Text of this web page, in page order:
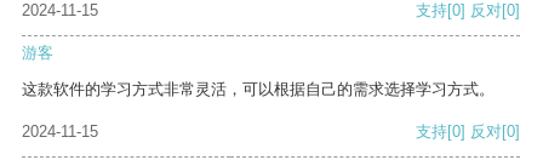
2024-11-15
支持[0] 反对[0]
游客
这款软件的学习方式非常灵活，可以根据自己的需求选择学习方式。
2024-11-15 支持[0] 反对[0]